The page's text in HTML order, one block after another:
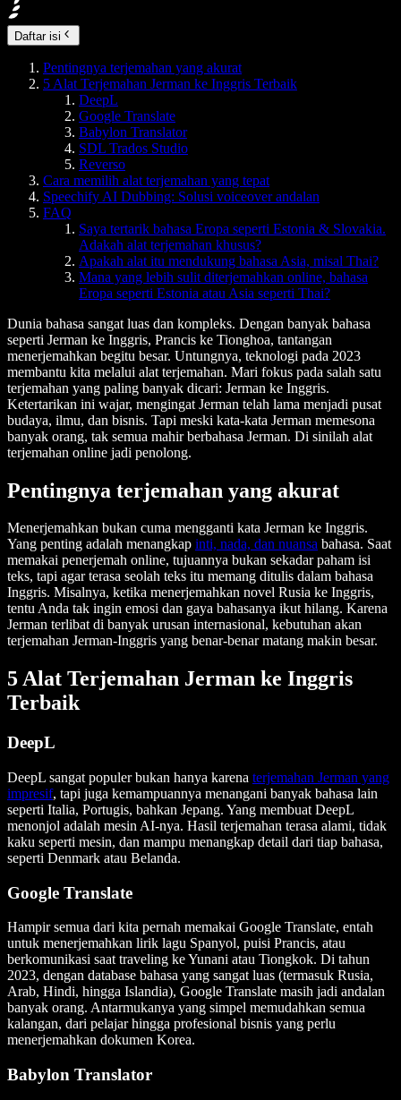
Daftar isi
Pentingnya terjemahan yang akurat
5 Alat Terjemahan Jerman ke Inggris Terbaik
DeepL
Google Translate
Babylon Translator
SDL Trados Studio
Reverso
Cara memilih alat terjemahan yang tepat
Speechify AI Dubbing: Solusi voiceover andalan
FAQ
Saya tertarik bahasa Eropa seperti Estonia & Slovakia.
Adakah alat terjemahan khusus?
Apakah alat itu mendukung bahasa Asia, misal Thai?
Mana yang lebih sulit diterjemahkan online, bahasa
Eropa seperti Estonia atau Asia seperti Thai?
Dunia bahasa sangat luas dan kompleks. Dengan banyak bahasa
seperti Jerman ke Inggris, Prancis ke Tionghoa, tantangan
menerjemahkan begitu besar. Untungnya, teknologi pada 2023
membantu kita melalui alat terjemahan. Mari fokus pada salah satu
terjemahan yang paling banyak dicari: Jerman ke Inggris.
Ketertarikan ini wajar, mengingat Jerman telah lama menjadi pusat
budaya, ilmu, dan bisnis. Tapi meski kata-kata Jerman memesona
banyak orang, tak semua mahir berbahasa Jerman. Di sinilah alat
terjemahan online jadi penolong.
Pentingnya terjemahan yang akurat
Menerjemahkan bukan cuma mengganti kata Jerman ke Inggris.
Yang penting adalah menangkap inti, nada, dan nuansa bahasa. Saat
memakai penerjemah online, tujuannya bukan sekadar paham isi
teks, tapi agar terasa seolah teks itu memang ditulis dalam bahasa
Inggris. Misalnya, ketika menerjemahkan novel Rusia ke Inggris,
tentu Anda tak ingin emosi dan gaya bahasanya ikut hilang. Karena
Jerman terlibat di banyak urusan internasional, kebutuhan akan
terjemahan Jerman-Inggris yang benar-benar matang makin besar.
5 Alat Terjemahan Jerman ke Inggris
Terbaik
DeepL
DeepL sangat populer bukan hanya karena terjemahan Jerman yang
impresif, tapi juga kemampuannya menangani banyak bahasa lain
seperti Italia, Portugis, bahkan Jepang. Yang membuat DeepL
menonjol adalah mesin AI-nya. Hasil terjemahan terasa alami, tidak
kaku seperti mesin, dan mampu menangkap detail dari tiap bahasa,
seperti Denmark atau Belanda.
Google Translate
Hampir semua dari kita pernah memakai Google Translate, entah
untuk menerjemahkan lirik lagu Spanyol, puisi Prancis, atau
berkomunikasi saat traveling ke Yunani atau Tiongkok. Di tahun
2023, dengan database bahasa yang sangat luas (termasuk Rusia,
Arab, Hindi, hingga Islandia), Google Translate masih jadi andalan
banyak orang. Antarmukanya yang simpel memudahkan semua
kalangan, dari pelajar hingga profesional bisnis yang perlu
menerjemahkan dokumen Korea.
Babylon Translator